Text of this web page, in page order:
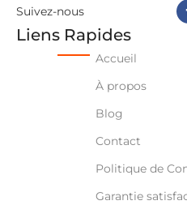
Suivez-nous
Liens Rapides
Accueil
À propos
Blog
Contact
Politique de
Garantie